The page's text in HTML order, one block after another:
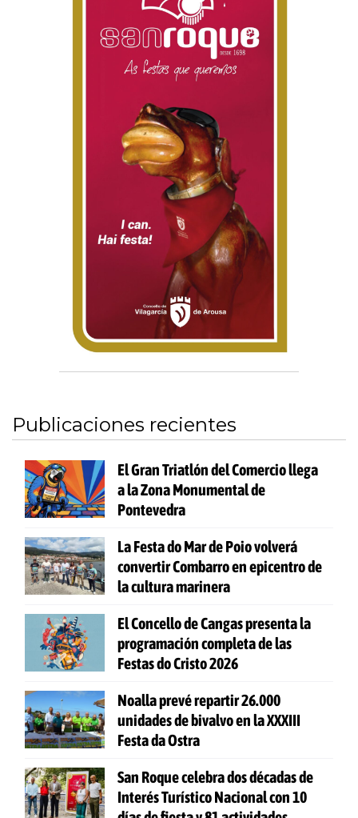
Publicaciones recientes
El Gran Triatlón del Comercio llega
a la Zona Monumental de
Pontevedra
La Festa do Mar de Poio volverá
convertir Combarro en epicentro de
la cultura marinera
El Concello de Cangas presenta la
programación completa de las
Festas do Cristo 2026
Noalla prevé repartir 26.000
unidades de bivalvo en la XXXIII
Festa da Ostra
San Roque celebra dos décadas de
Interés Turístico Nacional con 10